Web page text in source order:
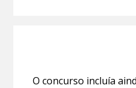
O concurso incluía